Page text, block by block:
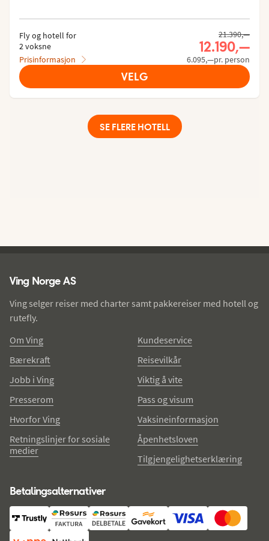
Fly og hotell for
2 voksne
Prisinformasjon
21.390,—
12.190,—
6.095,—pr. person
VELG
SE FLERE HOTELL
Ving Norge AS
Ving selger reiser med charter samt pakkereiser med hotell og
rutefly.
Om Ving
Bærekraft
Jobb i Ving
Presserom
Hvorfor Ving
Retningslinjer for sosiale
medier
Kundeservice
Reisevilkår
Viktig å vite
Pass og visum
Vaksineinformasjon
Åpenhetsloven
Tilgjengelighetserklæring
Betalingsalternativer